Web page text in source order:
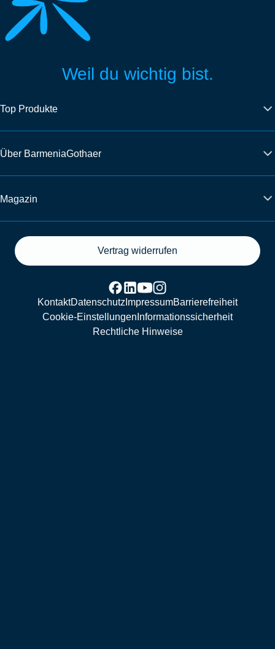
Weil du wichtig bist.
Top Produkte
Über BarmeniaGothaer
Magazin
Vertrag widerrufen
KontaktDatenschutz ImpressumBarrierefreiheit
Cookie-Einstellungen Informationssicherheit
Rechtliche Hinweise